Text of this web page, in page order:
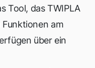
Tool, das TWIPLA
am
über ein